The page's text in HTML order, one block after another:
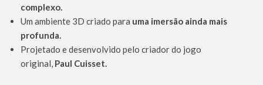
complexo.
Um ambiente 3D criado para uma imersão ainda mais
profunda.
Projetado e desenvolvido pelo criador do jogo
original, Paul Cuisset.